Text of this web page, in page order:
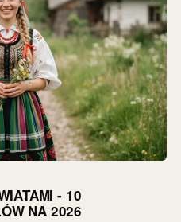
- 10
NA 2026